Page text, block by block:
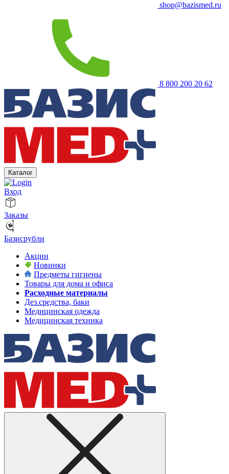
shop@bazismed.ru
8 800 200 20 62
Каталог
Вход
Заказы
Базисрубли
Акции
Новинки
Предметы гигиены
Товары для дома и офиса
Расходные материалы
Дез.средства, баки
Медицинская одежда
Медицинская техника